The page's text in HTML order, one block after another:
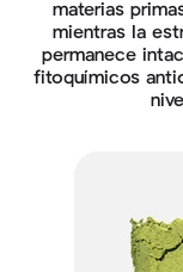
materias
mientras la
permanece
fitoquímicos